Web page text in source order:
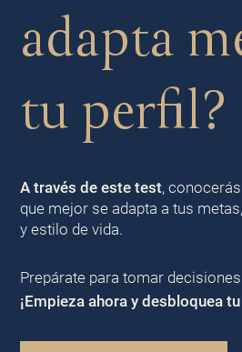
adapta
tu perfil?
A través de este test,
que mejor se adapta a tus
y estilo de vida.
Prepárate para tomar
¡Empieza ahora y desbloquea